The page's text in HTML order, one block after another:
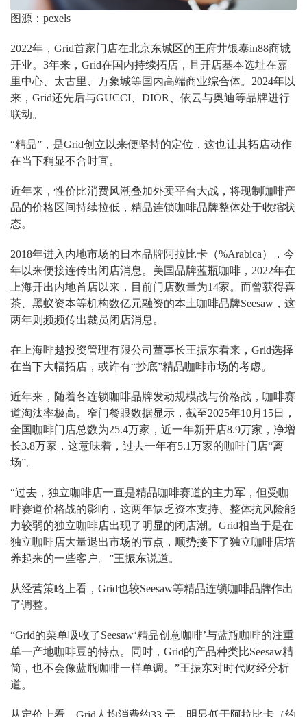
图源：pexels
2022年，Grid首家门店在北京东城区的王府井银泰in88商城
开业。3年来，Grid在国内持续拓店，且开店基本选址在嘉
里中心、太古里、万象城等国内高端商业综合体。2024年以
来，Grid还先后与GUCCI、DIOR、依云与奥迪等品牌进行
联动。
“精品”，是Grid创立以来便坚持的定位，这也让其拓店动作
在当下稍显不合时宜。
近年来，性价比消费风潮叠加外卖平台大战，将现制咖啡产
品的价格区间持续拉低，精品连锁咖啡品牌整体处于收缩状
态。
2018年进入内地市场的日本品牌阿拉比卡（%Arabica），今
年以来便接连传出闭店消息。美国品牌蓝瓶咖啡，2022年在
上海开出内地首店以来，目前门店数量为14家。而曾获得喜
茶、黑蚁资本等机构数亿元融资的本土咖啡品牌Seesaw，这
两年则频频传出裁员闭店消息。
在上海啡越投资管理有限公司董事长王振东看来，Grid选择
在当下大幅拓店，或许有“抄底”精品咖啡市场的考虑。
近年来，随着各连锁咖啡品牌发动规模战与价格战，咖啡赛
道淘汰率极高。窄门餐眼数据显示，截至2025年10月15日，
全国咖啡门店总数为25.4万家，近一年新开店8.9万家，净增
长3.8万家，这意味着，过去一年有5.1万家的咖啡门店“离
场”。
“过去，独立咖啡店一直是精品咖啡赛道的主力军，但受咖
啡赛道价格战的影响，这两年缺乏资本支持、整体抗风险能
力较弱的独立咖啡店出现了明显的闭店潮。Grid相当于是在
独立咖啡店大量退出市场的节点，顺势接下了独立咖啡店培
养起来的一些客户。”王振东说道。
从经营策略上看，Grid也较Seesaw等精品连锁咖啡品牌作出
了调整。
“Grid的菜单吸收了Seesaw‘精品创意咖啡’与蓝瓶咖啡的注重
单一产地咖啡豆的特点。同时，Grid的产品种类比Seesaw精
简，也不会像蓝瓶咖啡一样单调。”王振东对时代财经分析
道。
从定价上看，Grid人均消费约33 元，明显低于阿拉比卡（约